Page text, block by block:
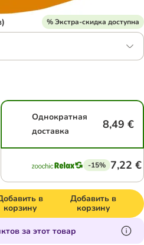
% Экстра-скидка доступна
Однократная
доставка
8,49 €
-15% 7,22 €
в
корзину
Добавить в
корзину
за этот товар